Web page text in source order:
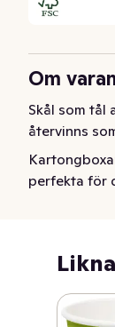
Om
Skål som tål
återvinns
perfekta för